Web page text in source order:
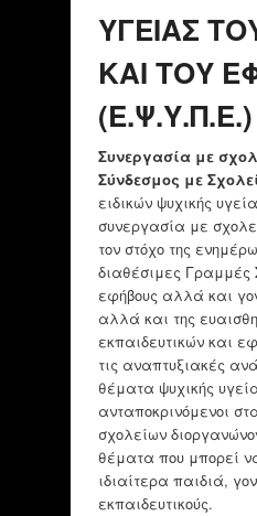
ΥΓΕΙΑΣ
ΚΑΙ ΤΟΥ
(Ε.Ψ.Υ.Π.Ε.)
Συνεργασία με
Σύνδεσμος με
ειδικών ψυχικής
συνεργασία με
τον στόχο της
διαθέσιμες Γραμμές
εφήβους αλλά και
αλλά και της
εκπαιδευτικών και
τις αναπτυξιακές
θέματα ψυχικής
ανταποκρινόμενοι
σχολείων
θέματα που μπορεί
ιδιαίτερα παιδιά,
εκπαιδευτικούς.